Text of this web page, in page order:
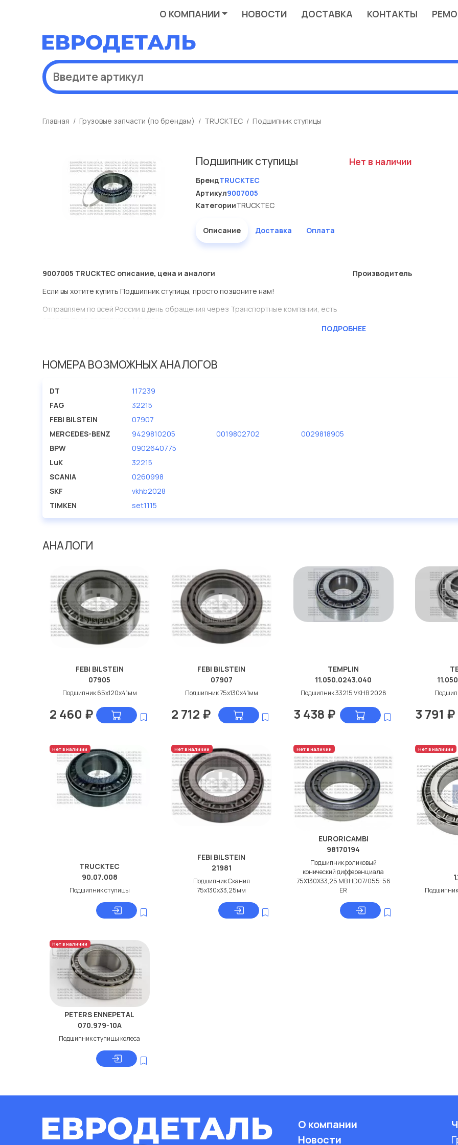
О КОМПАНИИ НОВОСТИ ДОСТАВКА КОНТАКТЫ
Главная Грузовые запчасти (по брендам) TRUCKTEC Подшипник ступицы
Подшипник ступицы
БрендTRUCKTEC
Артикул9007005
КатегорииTRUCKTEC
Нет в наличии
Описание Доставка Оплата
9007005 TRUCKTEC описание, цена и аналоги
Если вы хотите купить Подшипник ступицы, просто позвоните нам!
Отправляем по всей России в день обращения через Транспортные компании, есть
Мы продаем сертифицированные колодки тормозные дисковые с гарантией от
Производитель
ПОДРОБНЕЕ
НОМЕРА ВОЗМОЖНЫХ АНАЛОГОВ
DT
117239
FAG
32215
FEBI BILSTEIN
07907
MERCEDES-BENZ
9429810205 0019802702
0029818905
BPW
0902640775
LuK
32215
SCANIA
0260998
SKF
vkhb2028
TIMKEN
set1115
АНАЛОГИ
FEBI BILSTEIN
07905
Подшипник 65x120x41мм
2 460 ₽
FEBI BILSTEIN
07907
Подшипник 75x130x41мм
2 712 ₽
TEMPLIN
11.050.0243.040
Подшипник 33215 VKHB 2028
3 438 ₽ 3 791 ₽
Нет в наличии
TRUCKTEC
90.07.008
Подшипник ступицы
Нет в наличии
FEBI BILSTEIN
21981
Подшипник Скания
75x130x33,25мм
Нет в наличии
EURORICAMBI
98170194
Подшипник роликовый
конический дифференциала
75X130X33,25 MB HD07/055-56
ER
Нет в наличии
Нет в наличии
PETERS ENNEPETAL
070.979-10A
Подшипник ступицы колеса
О компании
Новости